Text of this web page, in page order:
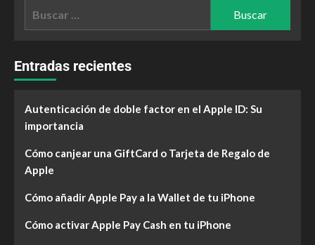
Entradas recientes
Autenticación de doble factor en el Apple ID: Su
importancia
Cómo canjear una GiftCard o Tarjeta de Regalo de
Apple
Cómo añadir Apple Pay a la Wallet de tu iPhone
Cómo activar Apple Pay Cash en tu iPhone